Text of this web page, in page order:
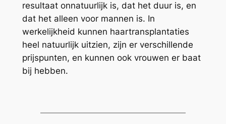
resultaat onnatuurlijk is, dat het duur is, en
dat het alleen voor mannen is. In
werkelijkheid kunnen haartransplantaties
heel natuurlijk uitzien, zijn er verschillende
prijspunten, en kunnen ook vrouwen er baat
bij hebben.